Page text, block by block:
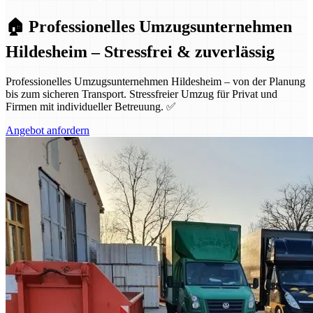
🏠 Professionelles Umzugsunternehmen
Hildesheim – Stressfrei & zuverlässig
Professionelles Umzugsunternehmen Hildesheim – von der Planung
bis zum sicheren Transport. Stressfreier Umzug für Privat und
Firmen mit individueller Betreuung. ✅
Angebot anfordern